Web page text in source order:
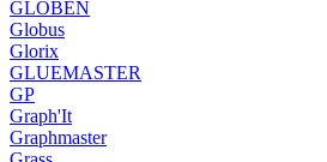
GLOBEN
Globus
Glorix
GLUEMASTER
GP
Graph'It
Graphmaster